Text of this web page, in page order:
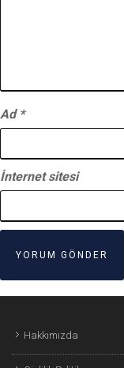
Ad *
İnternet sitesi
Hakkımızda